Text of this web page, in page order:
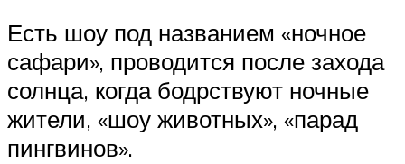
Есть шоу под названием «ночное
сафари», проводится после захода
солнца, когда бодрствуют ночные
жители, «шоу животных», «парад
пингвинов».